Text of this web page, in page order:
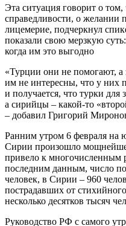
Эта ситуация говорит о том,
справедливости, о желании
лицемерие, подчеркнул
показали свою мерзкую
когда им это выгодно
«Турции они не помогают, а
им не интересны, что у них
и получается, что турки
а сирийцы – какой-то
– добавил Григорий
Ранним утром 6 февраля на
Сирии произошло
привело к многочисленным
последним данным, число
человек, в Сирии – 960
пострадавших от
несколько десятков тысяч
Руководство РФ с самого